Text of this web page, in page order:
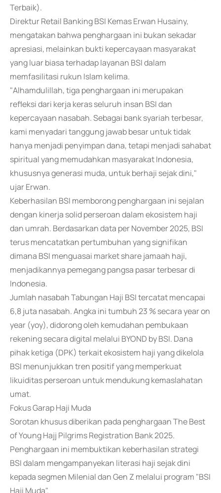
Terbaik).
Direktur Retail Banking BSI Kemas Erwan Husainy,
mengatakan bahwa penghargaan ini bukan sekadar
apresiasi, melainkan bukti kepercayaan masyarakat
yang luar biasa terhadap layanan BSI dalam
memfasilitasi rukun Islam kelima.
"Alhamdulillah, tiga penghargaan ini merupakan
refleksi dari kerja keras seluruh insan BSI dan
kepercayaan nasabah. Sebagai bank syariah terbesar,
kami menyadari tanggung jawab besar untuk tidak
hanya menjadi penyimpan dana, tetapi menjadi sahabat
spiritual yang memudahkan masyarakat Indonesia,
khususnya generasi muda, untuk berhaji sejak dini,"
ujar Erwan.
Keberhasilan BSI memborong penghargaan ini sejalan
dengan kinerja solid perseroan dalam ekosistem haji
dan umrah. Berdasarkan data per November 2025, BSI
terus mencatatkan pertumbuhan yang signifikan
dimana BSI menguasai market share jamaah haji,
menjadikannya pemegang pangsa pasar terbesar di
Indonesia.
Jumlah nasabah Tabungan Haji BSI tercatat mencapai
6,8 juta nasabah. Angka ini tumbuh 23 % secara year on
year (yoy), didorong oleh kemudahan pembukaan
rekening secara digital melalui BYOND by BSI. Dana
pihak ketiga (DPK) terkait ekosistem haji yang dikelola
BSI menunjukkan tren positif yang memperkuat
likuiditas perseroan untuk mendukung kemaslahatan
umat.
Fokus Garap Haji Muda
Sorotan khusus diberikan pada penghargaan The Best
of Young Hajj Pilgrims Registration Bank 2025.
Penghargaan ini membuktikan keberhasilan strategi
BSI dalam mengampanyekan literasi haji sejak dini
kepada segmen Milenial dan Gen Z melalui program "BSI
Haji Muda".